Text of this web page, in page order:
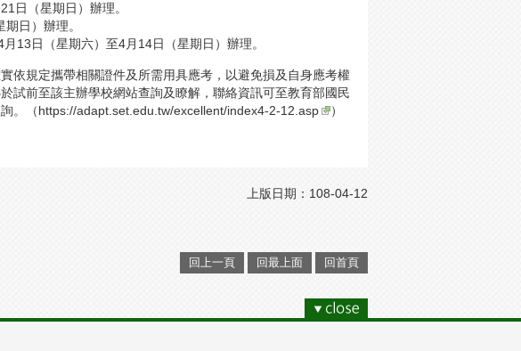
日（星期日）辦理。
日）辦理。
13日（星期六）至4月14日（星期日）辦理。
依規定攜帶相關證件及所需用具應考，以避免損及自身應考權
試前至該主辦學校網站查詢及瞭解，聯絡資訊可至教育部國民
。（https://adapt.set.edu.tw/excellent/index4-2-12.asp ）
上版日期：108-04-12
回上一頁 回最上面 回首頁